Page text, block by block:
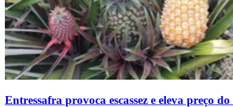
Entressafra provoca escassez e eleva preço